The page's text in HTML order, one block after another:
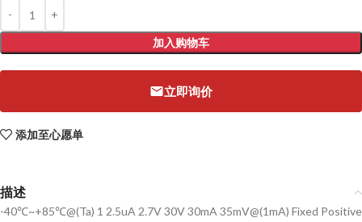
加入购物车
立即询价
添加至心愿单
描述
-40℃~+85℃@(Ta) 1 2.5uA 2.7V 30V 30mA 35mV@(1mA) Fixed Positive